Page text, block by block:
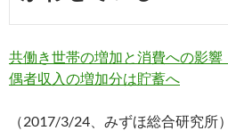
共働き世帯の増加と消費への影
偶者収入の増加分は貯蓄へ
（2017/3/24、みずほ総合研究所）